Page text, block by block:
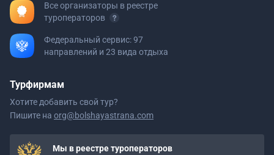
Все организаторы в реестре
туроператоров
Федеральный сервис: 97
направлений и 23 вида отдыха
Турфирмам
Хотите добавить свой тур?
Пишите на org@bolshayastrana.com
Мы в реестре туроператоров